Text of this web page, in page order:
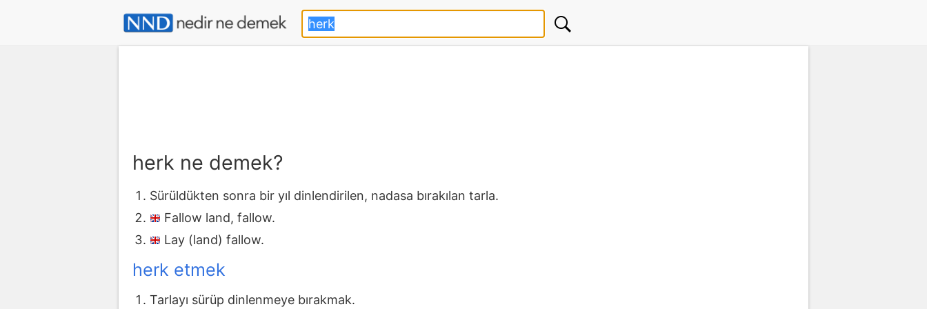
herk ne demek?
Sürüldükten sonra bir yıl dinlendirilen, nadasa bırakılan tarla.
Fallow land, fallow.
Lay (land) fallow.
herk etmek
Tarlayı sürüp dinlenmeye bırakmak.